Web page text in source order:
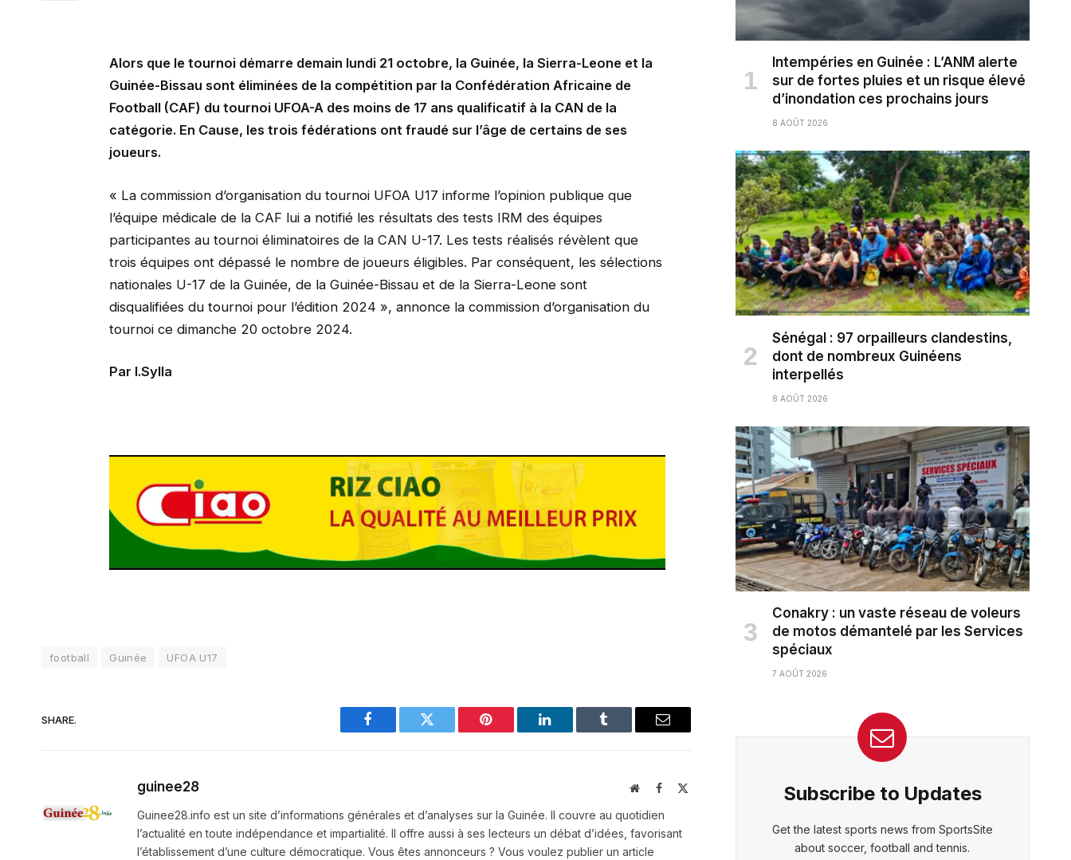
Alors que le tournoi démarre demain lundi 21 octobre, la Guinée, la Sierra-Leone et la
Guinée-Bissau sont éliminées de la compétition par la Confédération Africaine de
Football (CAF) du tournoi UFOA-A des moins de 17 ans qualificatif à la CAN de la
catégorie. En Cause, les trois fédérations ont fraudé sur l’âge de certains de ses
joueurs.
« La commission d’organisation du tournoi UFOA U17 informe l’opinion publique que
l’équipe médicale de la CAF lui a notifié les résultats des tests IRM des équipes
participantes au tournoi éliminatoires de la CAN U-17. Les tests réalisés révèlent que
trois équipes ont dépassé le nombre de joueurs éligibles. Par conséquent, les sélections
nationales U-17 de la Guinée, de la Guinée-Bissau et de la Sierra-Leone sont
disqualifiées du tournoi pour l’édition 2024 », annonce la commission d’organisation du
tournoi ce dimanche 20 octobre 2024.
Par I.Sylla
football Guinée UFOA U17
SHARE.
Facebook Twitter Pinterest LinkedIn Tumblr Email
guinee28 WebsiteFacebook
X
Guinee28.info est un site d’informations générales et d’analyses sur la Guinée. Il couvre au quotidien
l’actualité en toute indépendance et impartialité. Il offre aussi à ses lecteurs un débat d’idées, favorisant
l’établissement d’une culture démocratique. Vous êtes annonceurs ? Vous voulez publier un article
Intempéries en Guinée : L’ANM alerte
sur de fortes pluies et un risque élevé
d’inondation ces prochains jours
8 AOÛT 2026
Sénégal : 97 orpailleurs clandestins,
dont de nombreux Guinéens
interpellés
8 AOÛT 2026
Conakry : un vaste réseau de voleurs
de motos démantelé par les Services
spéciaux
7 AOÛT 2026
Subscribe to Updates
Get the latest sports news from SportsSite
about soccer, football and tennis.